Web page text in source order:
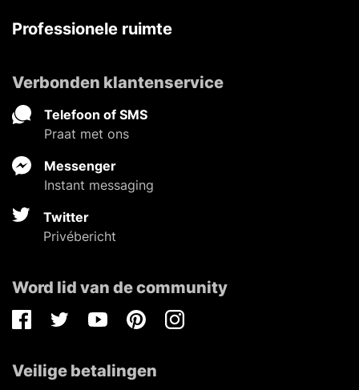
Professionele ruimte
Verbonden klantenservice
Telefoon of SMS
Praat met ons
Messenger
Instant messaging
Twitter
Privébericht
Word lid van de community
FacebookTwitterYoutubePinterestInstagram
Veilige betalingen